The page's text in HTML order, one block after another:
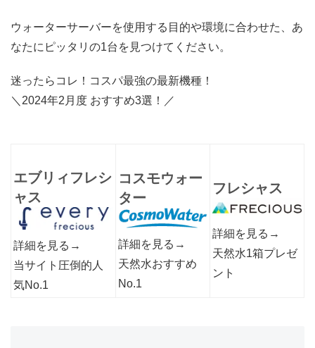
ウォーターサーバーを使用する目的や環境に合わせた、あ
なたにピッタリの1台を見つけてください。
迷ったらコレ！コスパ最強の最新機種！
＼2024年2月度 おすすめ3選！／
エブリィフレシ
ャス
詳細を見る→
当サイト圧倒的人
気No.1
コスモウォー
ター
詳細を見る→
天然水おすすめ
No.1
フレシャス
詳細を見る→
天然水1箱プレゼ
ント